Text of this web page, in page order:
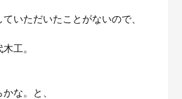
いただいたことがないので、
工。
かな。と、